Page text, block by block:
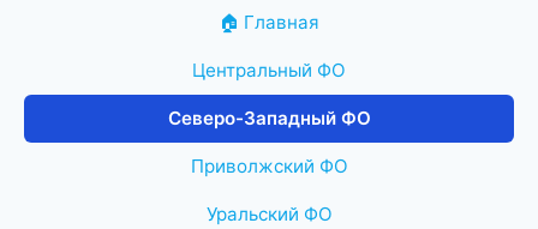
🏠 Главная
Центральный ФО
Северо-Западный ФО
Приволжский ФО
Уральский ФО